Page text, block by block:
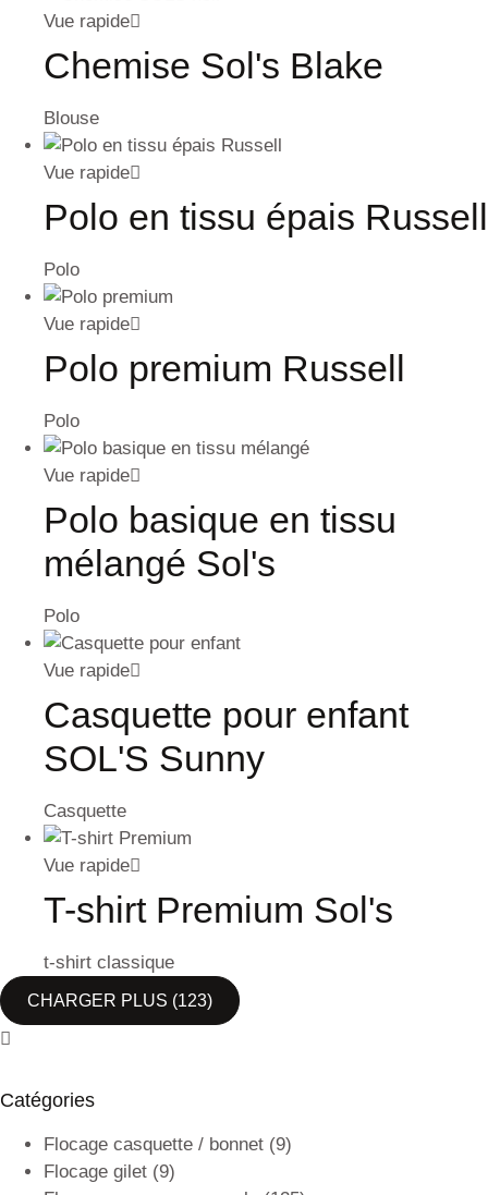
Vue rapide
Chemise Sol's Blake
Blouse
Vue rapide
Polo en tissu épais Russell
Polo
Vue rapide
Polo premium Russell
Polo
Vue rapide
Polo basique en tissu
mélangé Sol's
Polo
Vue rapide
Casquette pour enfant
SOL'S Sunny
Casquette
Vue rapide
T-shirt Premium Sol's
t-shirt classique
CHARGER PLUS (123)
Catégories
Flocage casquette / bonnet (9)
Flocage gilet (9)